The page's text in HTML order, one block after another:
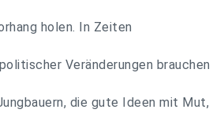
holen. In Zeiten
Veränderungen brauchen
die gute Ideen mit Mut,